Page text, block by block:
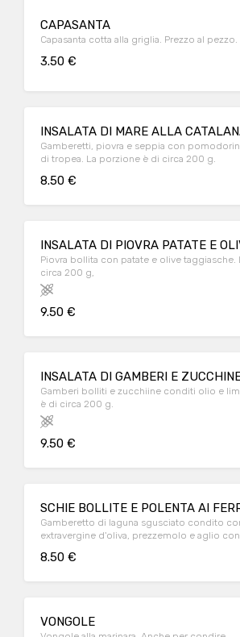
CAPASANTA
Capasanta cotta alla griglia. Prezzo al pezzo.
3.50 €
INSALATA DI MARE ALLA
Gamberetti, piovra e seppia con
di tropea. La porzione è di circa 200 g.
8.50 €
INSALATA DI PIOVRA PATATE E
Piovra bollita con patate e olive taggiasche.
circa 200 g,
9.50 €
INSALATA DI GAMBERI E
Gamberi bolliti e zucchiine conditi olio e limone. La porzione
è di circa 200 g.
9.50 €
SCHIE BOLLITE E POLENTA AI
Gamberetto di laguna sgusciato condito
extravergine d'oliva, prezzemolo e aglio
8.50 €
VONGOLE